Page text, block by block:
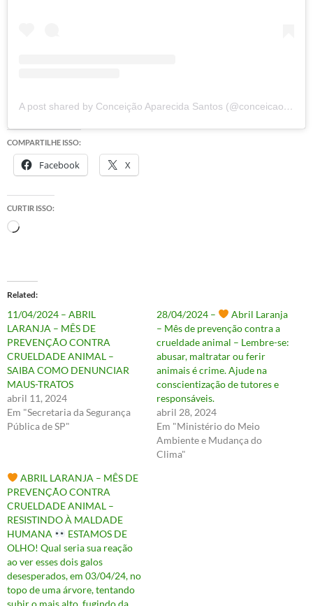
A post shared by Conceição Aparecida Santos (@conceicao.a.santos)
COMPARTILHE ISSO:
Facebook X
CURTIR ISSO:
Carregando...
Related
11/04/2024 – ABRIL
LARANJA – MÊS DE
PREVENÇÃO CONTRA
CRUELDADE ANIMAL –
SAIBA COMO DENUNCIAR
MAUS-TRATOS
abril 11, 2024
Em "Secretaria da Segurança
Pública de SP"
28/04/2024 –
Abril Laranja
– Mês de prevenção contra a
crueldade animal – Lembre-se:
abusar, maltratar ou ferir
animais é crime. Ajude na
conscientização de tutores e
responsáveis.
abril 28, 2024
Em "Ministério do Meio
Ambiente e Mudança do
Clima"
ABRIL LARANJA – MÊS DE
PREVENÇÃO CONTRA
CRUELDADE ANIMAL –
RESISTINDO À MALDADE
HUMANA
ESTAMOS DE
OLHO! Qual seria sua reação
ao ver esses dois galos
desesperados, em 03/04/24, no
topo de uma árvore, tentando
subir o mais alto, fugindo da